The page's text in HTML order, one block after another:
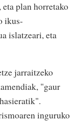
plan horretako
ikus-
islatzeari, eta
jarraitzeko
"gaur
inguruko